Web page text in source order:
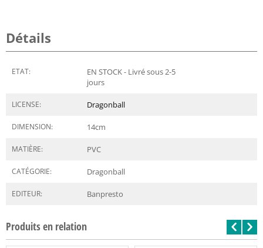
Détails
ETAT:
EN STOCK - Livré sous 2-5
jours
LICENSE: Dragonball
DIMENSION: 14cm
MATIÈRE: PVC
CATÉGORIE: Dragonball
EDITEUR: Banpresto
Produits en relation